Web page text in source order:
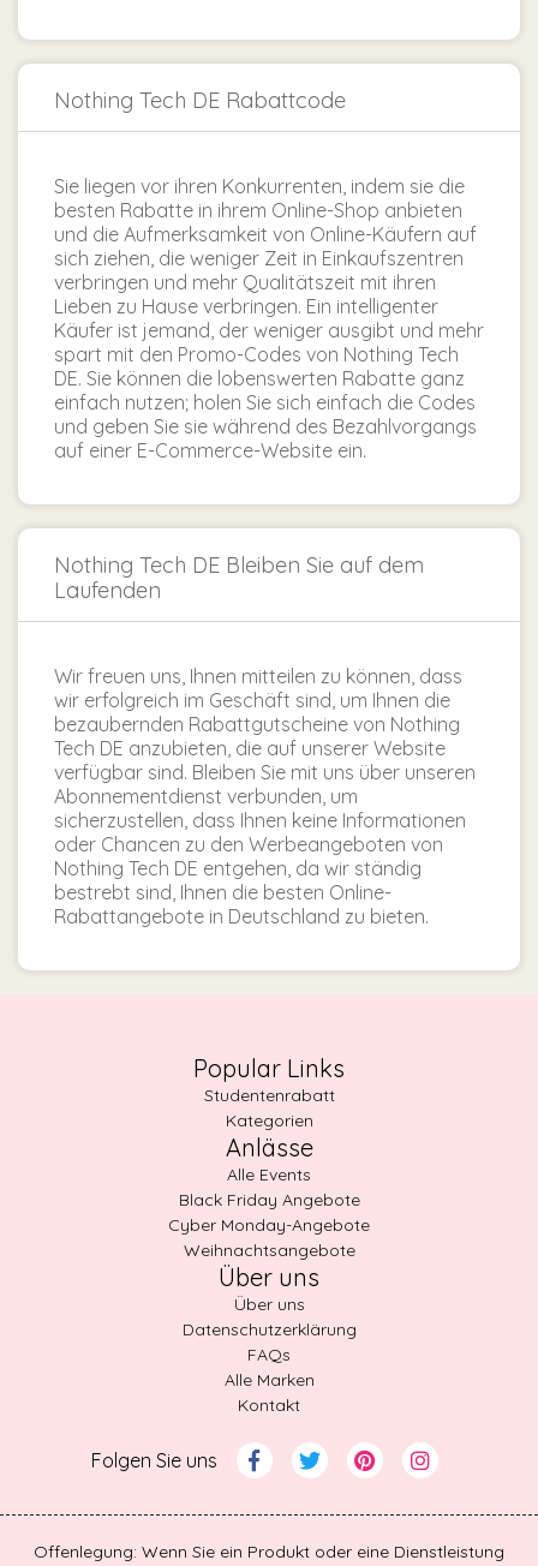
Nothing Tech DE Rabattcode
Sie liegen vor ihren Konkurrenten, indem sie die
besten Rabatte in ihrem Online-Shop anbieten
und die Aufmerksamkeit von Online-Käufern auf
sich ziehen, die weniger Zeit in Einkaufszentren
verbringen und mehr Qualitätszeit mit ihren
Lieben zu Hause verbringen. Ein intelligenter
Käufer ist jemand, der weniger ausgibt und mehr
spart mit den Promo-Codes von Nothing Tech
DE. Sie können die lobenswerten Rabatte ganz
einfach nutzen; holen Sie sich einfach die Codes
und geben Sie sie während des Bezahlvorgangs
auf einer E-Commerce-Website ein.
Nothing Tech DE Bleiben Sie auf dem
Laufenden
Wir freuen uns, Ihnen mitteilen zu können, dass
wir erfolgreich im Geschäft sind, um Ihnen die
bezaubernden Rabattgutscheine von Nothing
Tech DE anzubieten, die auf unserer Website
verfügbar sind. Bleiben Sie mit uns über unseren
Abonnementdienst verbunden, um
sicherzustellen, dass Ihnen keine Informationen
oder Chancen zu den Werbeangeboten von
Nothing Tech DE entgehen, da wir ständig
bestrebt sind, Ihnen die besten Online-
Rabattangebote in Deutschland zu bieten.
Popular Links
Studentenrabatt
Kategorien
Anlässe
Alle Events
Black Friday Angebote
Cyber Monday-Angebote
Weihnachtsangebote
Über uns
Über uns
Datenschutzerklärung
FAQs
Alle Marken
Kontakt
Folgen Sie uns
Offenlegung: Wenn Sie ein Produkt oder eine Dienstleistung